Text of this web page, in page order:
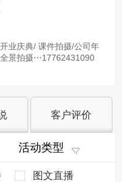
业庆典/ 课件拍摄/公司年
景拍摄⋯17762431090
客户评价
活动类型
图文直播